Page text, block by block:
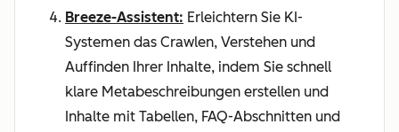
Breeze-Assistent: Erleichtern Sie KI-
Systemen das Crawlen, Verstehen und
Auffinden Ihrer Inhalte, indem Sie schnell
klare Metabeschreibungen erstellen und
Inhalte mit Tabellen, FAQ-Abschnitten und